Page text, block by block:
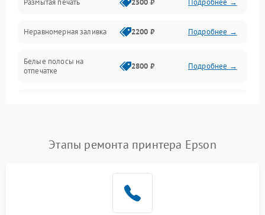
Панель управления и индикация
Режим работы
Питание и запуск
Размытая печать 2500 ₽ Подробнее →
Неравномерная заливка 2200 ₽ Подробнее →
Белые полосы на
отпечатке
2800 ₽ Подробнее →
Этапы ремонта принтера Epson